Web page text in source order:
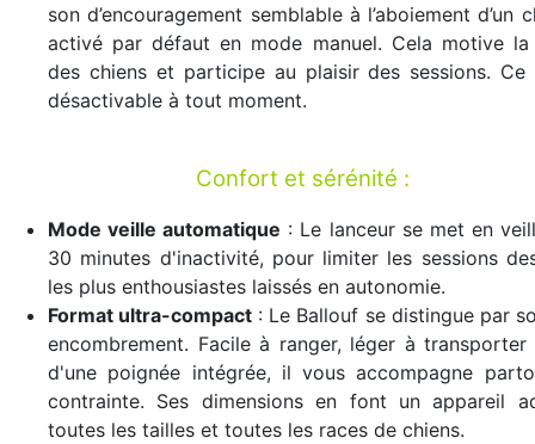
son d’encouragement semblable à l’aboiement d’un
activé par défaut en mode manuel. Cela motive
des chiens et participe au plaisir des sessions. Ce
désactivable à tout moment.
Confort et sérénité :
Mode veille automatique : Le lanceur se met en
30 minutes d'inactivité, pour limiter les sessions
les plus enthousiastes laissés en autonomie.
Format ultra-compact : Le Ballouf se distingue par
encombrement. Facile à ranger, léger à
d'une poignée intégrée, il vous accompagne
contrainte. Ses dimensions en font un appareil
toutes les tailles et toutes les races de chiens.